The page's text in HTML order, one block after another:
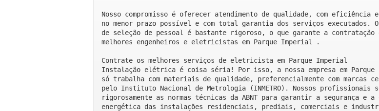
Nosso compromisso é oferecer atendimento de qualidade, com eficiência
no menor prazo possível e com total garantia dos serviços executados. O
de seleção de pessoal é bastante rigoroso, o que garante a contratação
melhores engenheiros e eletricistas em Parque Imperial .
Contrate os melhores serviços de eletricista em Parque Imperial
Instalação elétrica é coisa séria! Por isso, a nossa empresa em Parque
só trabalha com materiais de qualidade, preferencialmente com marcas
pelo Instituto Nacional de Metrologia (INMETRO). Nossos profissionais
rigorosamente as normas técnicas da ABNT para garantir a segurança e
energética das instalações residenciais, prediais, comerciais e